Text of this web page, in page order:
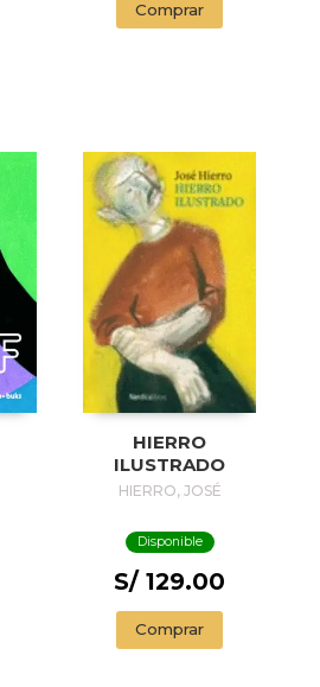
Comprar
HIERRO
ILUSTRADO
HIERRO, JOSÉ
Disponible
S/ 129.00
Comprar